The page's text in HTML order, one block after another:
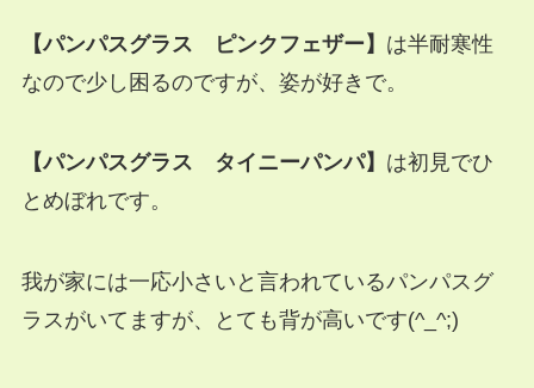
【パンパスグラス ピンクフェザー】 は半耐寒性
なので少し困るのですが、姿が好きで。
【パンパスグラス タイニーパンパ】 は初見でひ
とめぼれです。
我が家には一応小さいと言われているパンパスグ
ラスがいてますが、とても背が高いです(^_^;)